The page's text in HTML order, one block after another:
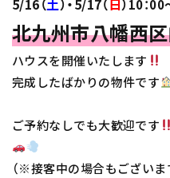
10：00
北九州市八幡西
ハウスを開催いたします
完成したばかりの物件です
ご予約なしでも大歓迎です
（※接客中の場合もござい